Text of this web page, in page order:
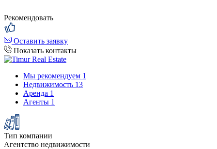
Рекомендовать
Оставить заявку
Показать контакты
Мы рекомендуем 1
Недвижимость 13
Аренда 1
Агенты 1
Тип компании
Агентство недвижимости